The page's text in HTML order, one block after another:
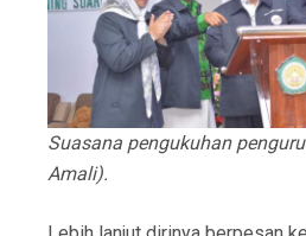
Suasana pengukuhan
Amali).